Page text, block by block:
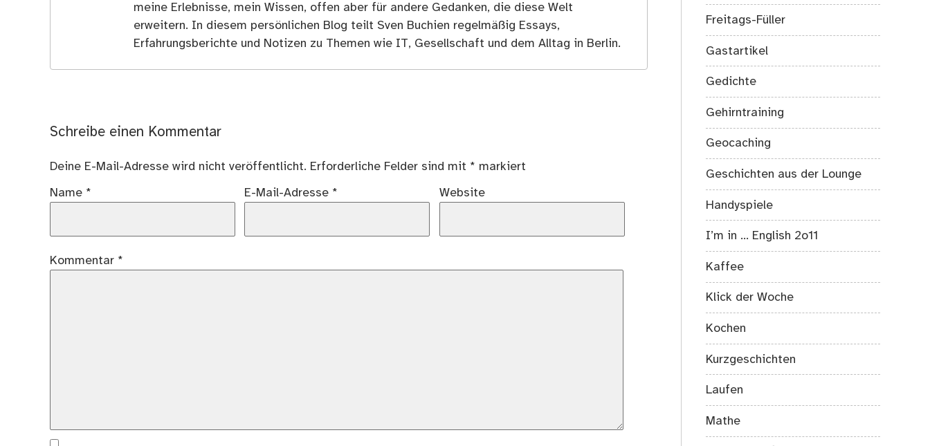
meine Erlebnisse, mein Wissen, offen aber für andere Gedanken, die diese Welt
erweitern. In diesem persönlichen Blog teilt Sven Buchien regelmäßig Essays,
Erfahrungsberichte und Notizen zu Themen wie IT, Gesellschaft und dem Alltag in Berlin.
Schreibe einen Kommentar
Deine E-Mail-Adresse wird nicht veröffentlicht. Erforderliche Felder sind mit * markiert
Name * E-Mail-Adresse * Website
Kommentar *
Freitags-Füller
Gastartikel
Gedichte
Gehirntraining
Geocaching
Geschichten aus der Lounge
Handyspiele
I’m in … English 2o11
Kaffee
Klick der Woche
Kochen
Kurzgeschichten
Laufen
Mathe